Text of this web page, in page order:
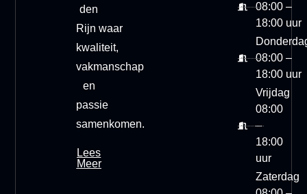
den
Rijn waar
kwaliteit,
vakmanschap
en
passie
samenkomen.
Lees
Meer
08:00 –
18:00 uur
08:00 –
18:00 uur
Vrijdag
08:00
–
18:00
uur
Zaterdag